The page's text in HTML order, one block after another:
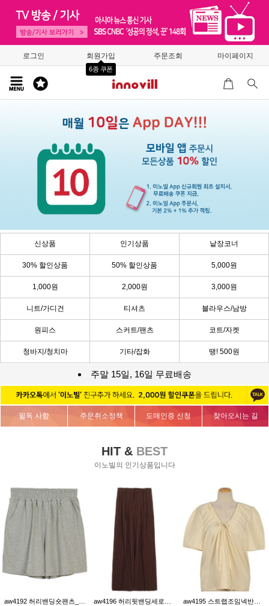
로그인 회원가입
6종 쿠폰
주문조회 마이페이지
신상품 인기상품 낱장코너
30% 할인상품 50% 할인상품 5,000원
1,000원 2,000원 3,000원
니트/가디건 티셔츠 블라우스/남방
원피스 스커트/팬츠 코트/자켓
청바지/청치마 기타/잡화 땡! 500원
주말 15일, 16일 무료배송
필독 사항 주문취소정책 도매인증 신청 찾아오시는 길
HIT & BEST
이노빌의 인기상품입니다